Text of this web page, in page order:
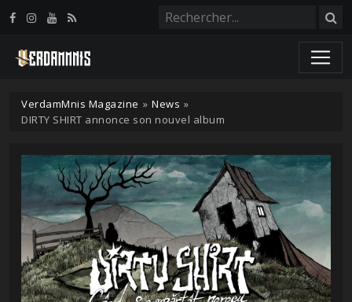
VerdamMnis Magazine » News »
DIRTY SHIRT annonce son nouvel album
Panneau de gestion des cookies